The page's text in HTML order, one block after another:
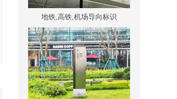
地铁,高铁,机场导向标识